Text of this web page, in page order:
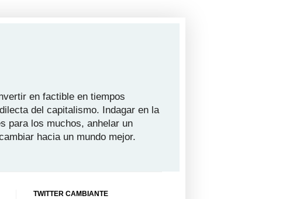
en factible en tiempos
del capitalismo. Indagar en la
para los muchos, anhelar un
hacia un mundo mejor.
TWITTER CAMBIANTE